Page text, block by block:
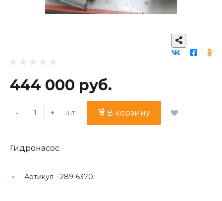
444 000 руб.
- + шт. В корзину
Гидронасос
Артикул - 289-6370;